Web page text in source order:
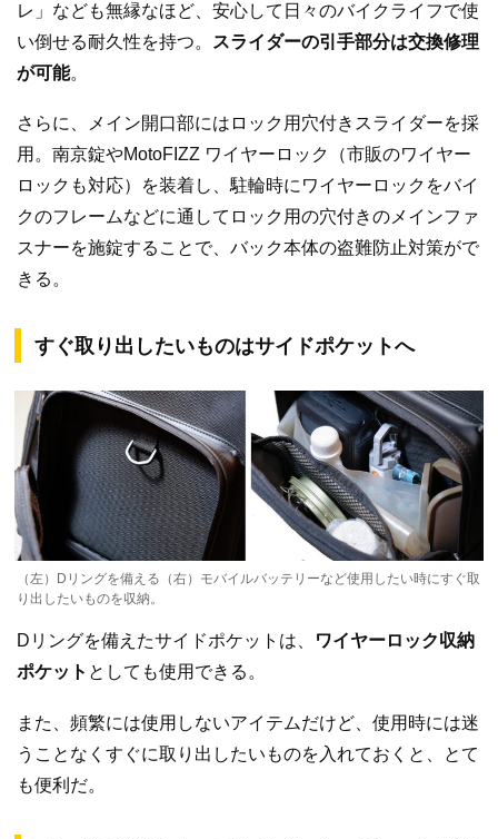
レ」なども無縁なほど、安心して日々のバイクライフで使
い倒せる耐久性を持つ。
スライダーの引手部分は交換修理
が可能。
さらに、メイン開口部にはロック用穴付きスライダーを採
用。南京錠やMotoFIZZ ワイヤーロック（市販のワイヤー
ロックも対応）を装着し、駐輪時にワイヤーロックをバイ
クのフレームなどに通してロック用の穴付きのメインファ
スナーを施錠することで、バック本体の盗難防止対策がで
きる。
すぐ取り出したいものはサイドポケットへ
（左）Dリングを備える（右）モバイルバッテリーなど使用したい時にすぐ取
り出したいものを収納。
Dリングを備えたサイドポケットは、
ワイヤーロック収納
ポケット としても使用できる。
また、頻繁には使用しないアイテムだけど、使用時には迷
うことなくすぐに取り出したいものを入れておくと、とて
も便利だ。